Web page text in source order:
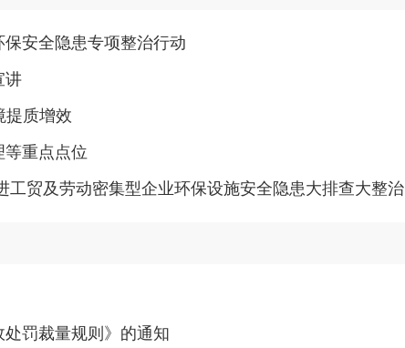
安全隐患专项整治行动
讲
提质增效
重点点位
贸及劳动密集型企业环保设施安全隐患大排查大整治
罚裁量规则》的通知